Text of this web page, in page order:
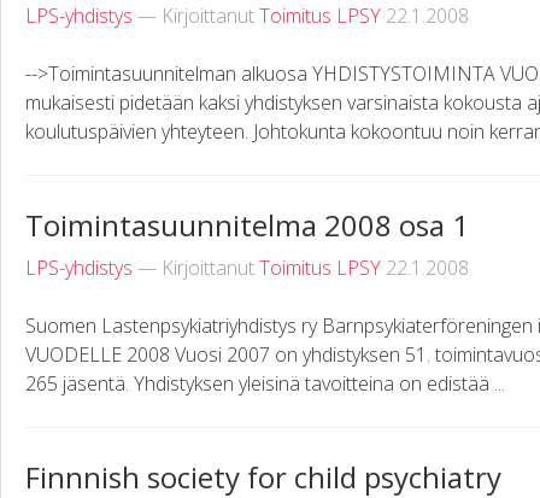
LPS-yhdistys — KirjoittanutToimitus LPSY 22.1.2008
-->Toimintasuunnitelman alkuosa YHDISTYSTOIMINTA
mukaisesti pidetään kaksi yhdistyksen varsinaista kokousta
koulutuspäivien yhteyteen. Johtokunta kokoontuu noin
Toimintasuunnitelma 2008 osa 1
LPS-yhdistys — KirjoittanutToimitus LPSY 22.1.2008
Suomen Lastenpsykiatriyhdistys ry
VUODELLE 2008 Vuosi 2007 on yhdistyksen 51.
265 jäsentä. Yhdistyksen yleisinä tavoitteina on edistää ...
Finnnish society for child psychiatry